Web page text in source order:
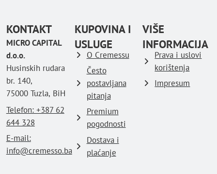
KONTAKT
MICRO CAPITAL
d.o.o.
Husinskih rudara
br. 140,
75000 Tuzla, BiH
Telefon: ‪+387 62
644 328
E-mail:
info@cremesso.ba
KUPOVINA I
USLUGE
O Cremessu
Često
postavljana
pitanja
Premium
pogodnosti
Dostava i
plaćanje
VIŠE
INFORMACIJA
Prava i uslovi
korištenja
Impresum